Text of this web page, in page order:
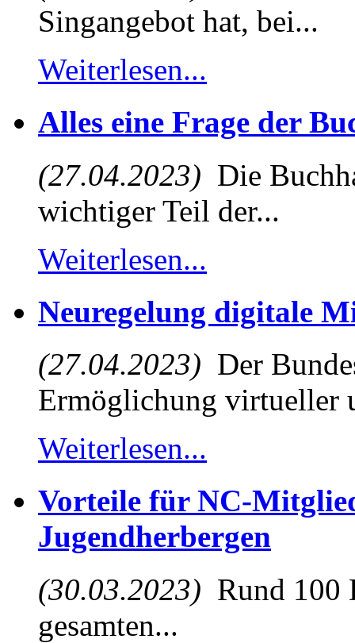
Singangebot hat, bei...
Weiterlesen...
Alles eine Frage der
(27.04.2023) Die
wichtiger Teil der...
Weiterlesen...
Neuregelung digitale
(27.04.2023) Der
Ermöglichung virtueller
Weiterlesen...
Vorteile für NC-
Jugendherbergen
(30.03.2023) Rund 100
gesamten...